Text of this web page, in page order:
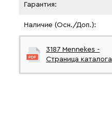
Гарантия:
Наличие (Осн./Доп.):
3187 Mennekes -
Страница каталога